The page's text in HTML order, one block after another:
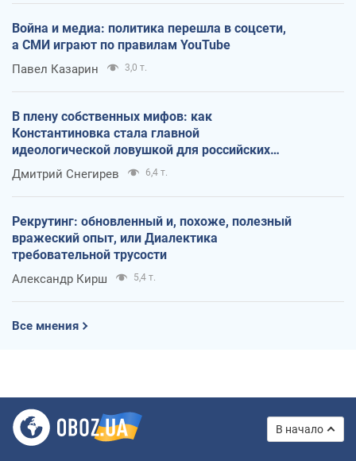
Война и медиа: политика перешла в соцсети,
а СМИ играют по правилам YouTube
Павел Казарин 3,0 т.
В плену собственных мифов: как
Константиновка стала главной
идеологической ловушкой для российских
оккупантов
Дмитрий Снегирев 6,4 т.
Рекрутинг: обновленный и, похоже, полезный
вражеский опыт, или Диалектика
требовательной трусости
Александр Кирш 5,4 т.
Все мнения
В начало